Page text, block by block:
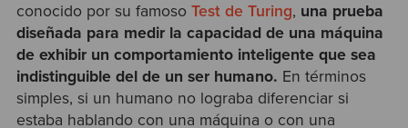
conocido por su famoso Test de Turing, una prueba
diseñada para medir la capacidad de una máquina
de exhibir un comportamiento inteligente que sea
indistinguible del de un ser humano. En términos
simples, si un humano no lograba diferenciar si
estaba hablando con una máquina o con una